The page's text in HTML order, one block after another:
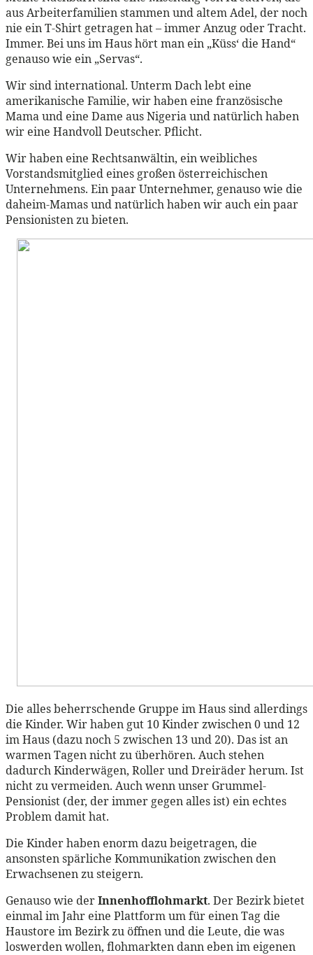
aus Arbeiterfamilien stammen und altem Adel, der noch
nie ein T-Shirt getragen hat – immer Anzug oder Tracht.
Immer. Bei uns im Haus hört man ein „Küss‘ die Hand“
genauso wie ein „Servas“.
Wir sind international. Unterm Dach lebt eine
amerikanische Familie, wir haben eine französische
Mama und eine Dame aus Nigeria und natürlich haben
wir eine Handvoll Deutscher. Pflicht.
Wir haben eine Rechtsanwältin, ein weibliches
Vorstandsmitglied eines großen österreichischen
Unternehmens. Ein paar Unternehmer, genauso wie die
daheim-Mamas und natürlich haben wir auch ein paar
Pensionisten zu bieten.
Die alles beherrschende Gruppe im Haus sind allerdings
die Kinder. Wir haben gut 10 Kinder zwischen 0 und 12
im Haus (dazu noch 5 zwischen 13 und 20). Das ist an
warmen Tagen nicht zu überhören. Auch stehen
dadurch Kinderwägen, Roller und Dreiräder herum. Ist
nicht zu vermeiden. Auch wenn unser Grummel-
Pensionist (der, der immer gegen alles ist) ein echtes
Problem damit hat.
Die Kinder haben enorm dazu beigetragen, die
ansonsten spärliche Kommunikation zwischen den
Erwachsenen zu steigern.
Genauso wie derInnenhofflohmarkt. Der Bezirk bietet
einmal im Jahr eine Plattform um für einen Tag die
Haustore im Bezirk zu öffnen und die Leute, die was
loswerden wollen, flohmarkten dann eben im eigenen